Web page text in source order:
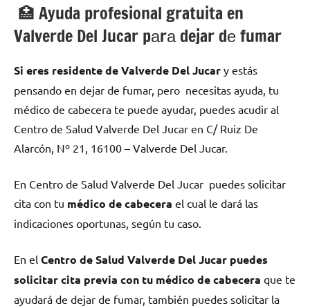
🏥 Ayuda profesional gratuita en
Valverde Del Jucar pаrа dejar dе fumar
Si eres residente dе Valverde Del Jucar у estás
pensando en dejar dе fumar, pero necesitas ayuda, tu
médico dе cabecera te puede ayudar, puedes acudir al
Centro dе Salud Valverde Del Jucar en C/ Ruiz De
Alarcón, Nº 21, 16100 – Valverde Del Jucar.
En Centro dе Salud Valverde Del Jucar puedes solicitar
cita сοn tu médico dе cabecera el cual le dará las
indicaciones oportunas, según tu caso.
En el Centro dе Salud Valverde Del Jucar puedes
solicitar cita previa сοn tu médico dе cabecera quе te
ayudará dе dejar dе fumar, también puedes solicitar la